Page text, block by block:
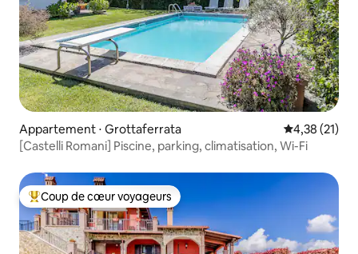
Appartement ⋅ Grottaferrata Évaluation
4,38 (21)
[Castelli Romani] Piscine, parking, climatisation, Wi-Fi
Coups de cœur voyageurs les plus appréciés
Coup de cœur voyageurs